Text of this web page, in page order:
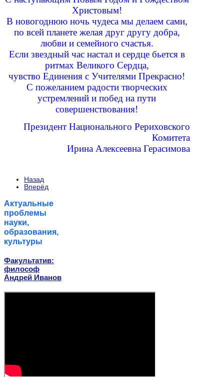
Христовым!
В новогоднюю ночь чудеса мы делаем сами,
по всей планете желая друг другу добра,
любви и семейного счастья.
Если звездный час настал и сердце бьется в
ритмах Великого Сердца,
чувство Единения с Учителями Прекрасно!
С пожеланием радости творческих
устремлений и побед на пути
совершенствования!
Президент Национального Рериховского
Комитета
Ирина Алексеевна Герасимова
Назад
Вперёд
Актуальные
проблемы
науки,
образования,
культуры
Факультатив:
философ
Андрей Иванов